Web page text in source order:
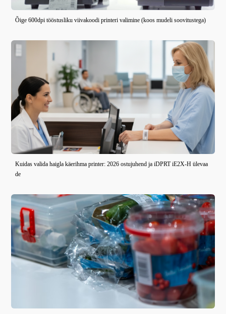
Õige 600dpi tööstusliku viivakoodi printeri valimine (koos mudeli soovitustega)
Kuidas valida haigla käerihma printer: 2026 ostujuhend ja iDPRT iE2X-H ülevaa
de